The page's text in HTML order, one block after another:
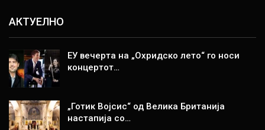
АКТУЕЛНО
ЕУ вечерта на „Охридско лето“ го носи
концертот…
„Готик Војсис“ од Велика Британија
настапија со…